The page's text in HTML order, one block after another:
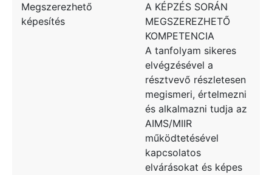
Megszerezhető
képesítés
A KÉPZÉS SORÁN
MEGSZEREZHETŐ
KOMPETENCIA
A tanfolyam sikeres
elvégzésével a
résztvevő részletesen
megismeri, értelmezni
és alkalmazni tudja az
AIMS/MIIR
működtetésével
kapcsolatos
elvárásokat és képes